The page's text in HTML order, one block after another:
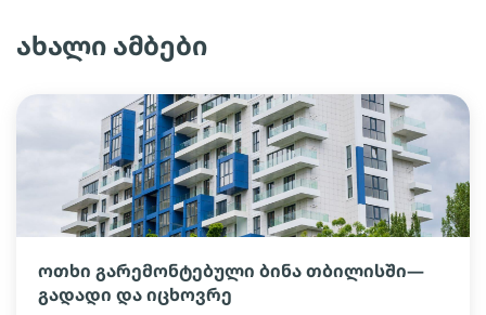
ახალი ამბები
ოთხი გარემონტებული ბინა თბილისში—
გადადი და იცხოვრე